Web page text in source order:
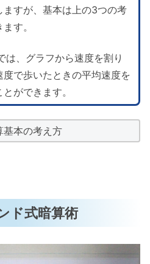
すが、基本は上の3つの考
す。
は、グラフから速度を割り
で歩いたときの平均速度を
ができます。
基本の考え方
ド式暗算術